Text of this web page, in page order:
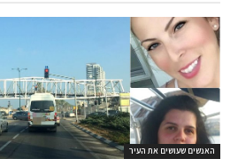
האנשים שעושים את העיר